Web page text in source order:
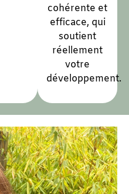
cohérente et
efficace, qui
soutient
réellement
votre
développement.